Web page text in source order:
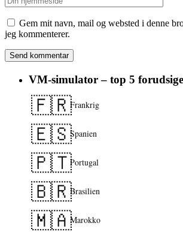
Gem mit navn, mail og websted i denne
jeg kommenterer.
VM-simulator – top 5
🇫🇷Frankrig
🇪🇸Spanien
🇵🇹Portugal
🇧🇷Brasilien
🇲🇦Marokko